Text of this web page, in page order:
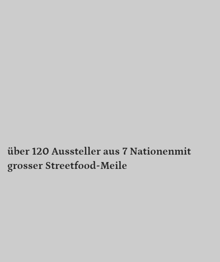
über 120 Aussteller aus 7 Nationenmit
grosser Streetfood-Meile